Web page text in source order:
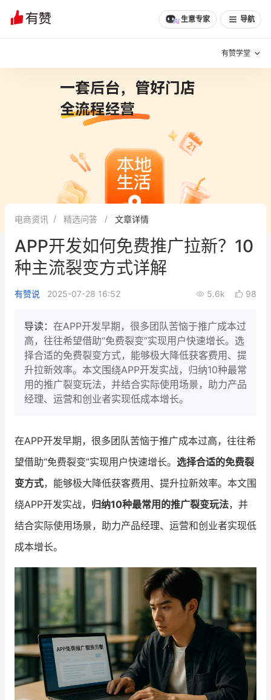
生意专家 导航
有赞学堂
增长方法
有赞专家说
新零售最佳实践
面对面聊增长
新零售大会 新零售茶会
增长产品指南
智库 产品场景库
产品更新动态 帮助中心
新零售资讯
培训课程
增长俱乐部
有赞商盟
商家社区 社群交流
合作共进
入驻有赞 认证代理商
电商资讯 精选问答 文章详情
APP开发如何免费推广拉新？10
种主流裂变方式详解
有赞说 2025-07-28 16:52 5.6k 98
导读： 在APP开发早期，很多团队苦恼于推广成本过
高，往往希望借助“免费裂变”实现用户快速增长。选
择合适的免费裂变方式，能够极大降低获客费用、提
升拉新效率。本文围绕APP开发实战，归纳10种最常
用的推广裂变玩法，并结合实际使用场景，助力产品
经理、运营和创业者实现低成本增长。
在APP开发早期，很多团队苦恼于推广成本过高，往往希
望借助“免费裂变”实现用户快速增长。 选择合适的免费裂
变方式，能够极大降低获客费用、提升拉新效率。本文围
绕APP开发实战， 归纳10种最常用的推广裂变玩法，并
结合实际使用场景，助力产品经理、运营和创业者实现低
成本增长。